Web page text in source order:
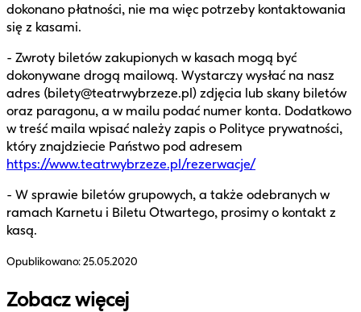
dokonano płatności, nie ma więc potrzeby kontaktowania
się z kasami.
- Zwroty biletów zakupionych w kasach mogą być
dokonywane drogą mailową. Wystarczy wysłać na nasz
adres (bilety@teatrwybrzeze.pl) zdjęcia lub skany biletów
oraz paragonu, a w mailu podać numer konta. Dodatkowo
w treść maila wpisać należy zapis o Polityce prywatności,
który znajdziecie Państwo pod adresem
https://www.teatrwybrzeze.pl/rezerwacje/
- W sprawie biletów grupowych, a także odebranych w
ramach Karnetu i Biletu Otwartego, prosimy o kontakt z
kasą.
Opublikowano:25.05.2020
Zobacz więcej